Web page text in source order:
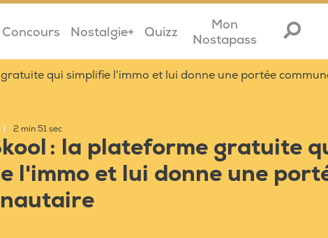
Concours Nostalgie+ Quizz
Mon
Nostapass
qui simplifie l'immo et lui donne une portée
2 min 51 sec
: la plateforme gratuite
l'immo et lui donne une